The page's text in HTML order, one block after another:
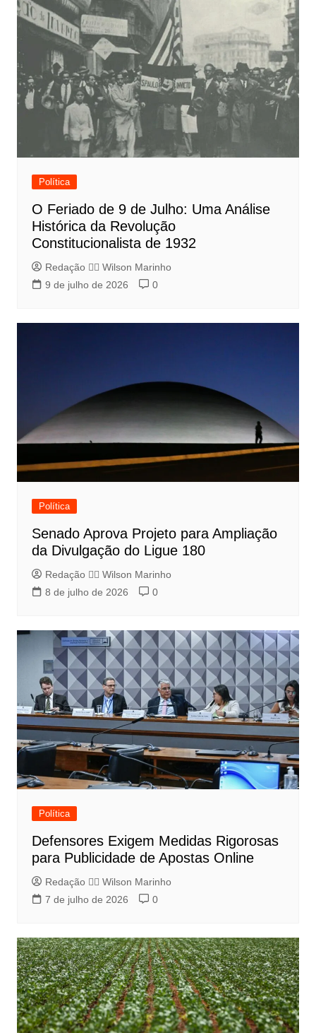
Política
O Feriado de 9 de Julho: Uma Análise
Histórica da Revolução
Constitucionalista de 1932
Redação 👨‍⚖️​ Wilson Marinho
9 de julho de 2026
0
Política
Senado Aprova Projeto para Ampliação
da Divulgação do Ligue 180
Redação 👨‍⚖️​ Wilson Marinho
8 de julho de 2026
0
Política
Defensores Exigem Medidas Rigorosas
para Publicidade de Apostas Online
Redação 👨‍⚖️​ Wilson Marinho
7 de julho de 2026
0